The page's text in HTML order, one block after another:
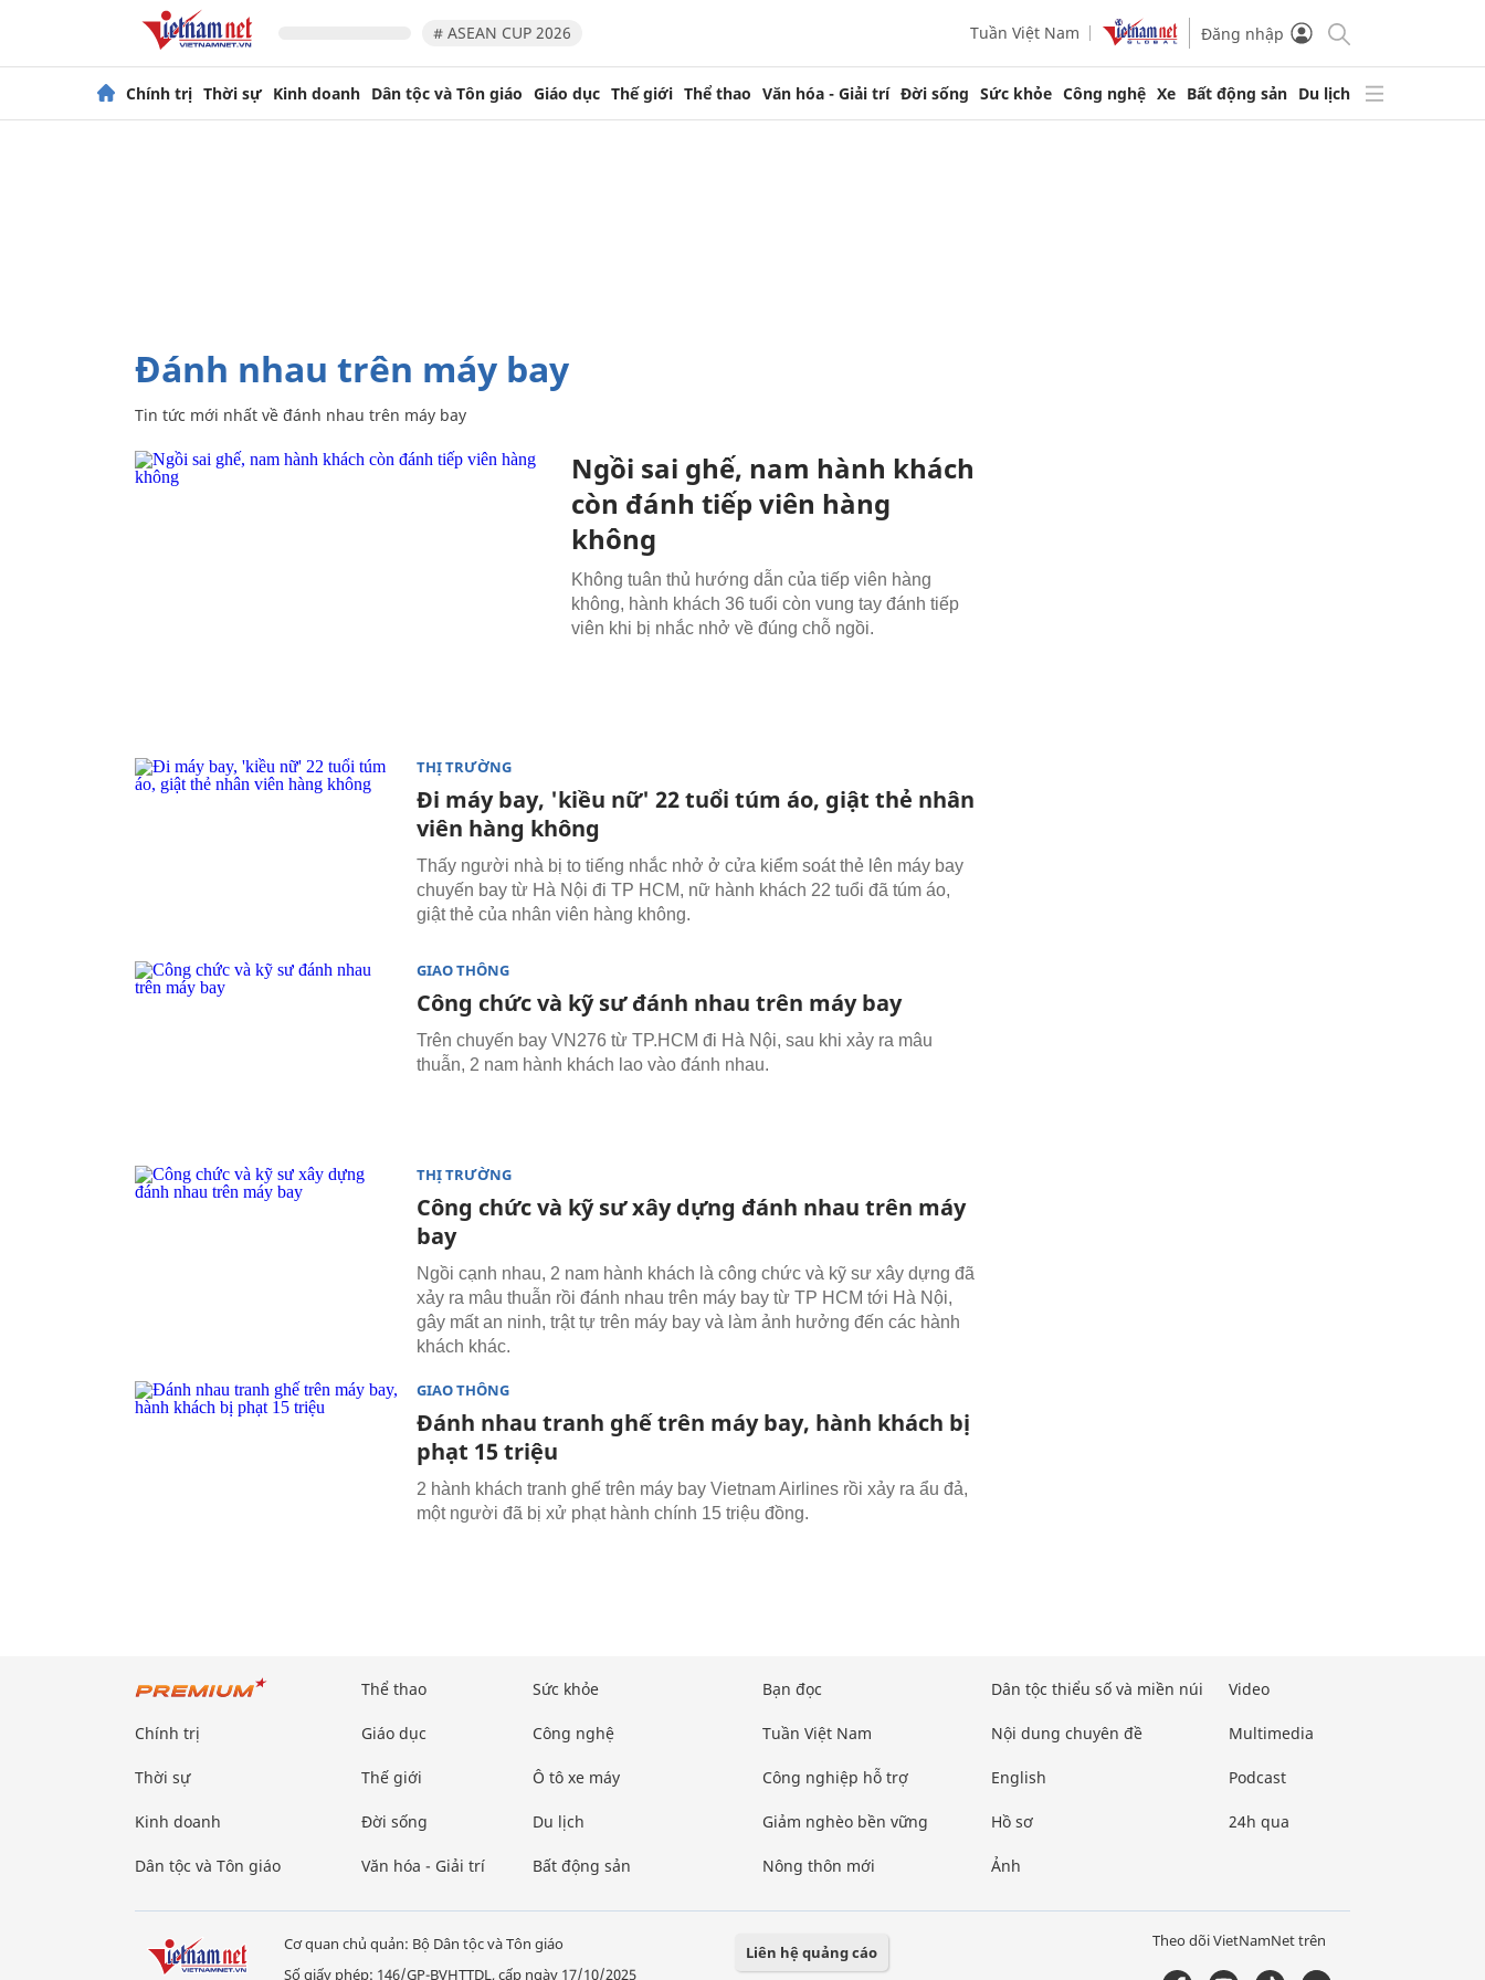
# ASEAN CUP 2026 Tuần Việt Nam Đăng nhập
Chính trị Thời sự Kinh doanh Dân tộc và Tôn giáo Giáo dục Thế giới Thể thao Văn hóa - Giải trí Đời sống Sức khỏe Công nghệ Xe Bất động sản Du lịch
đánh nhau trên máy bay
Tin tức mới nhất về đánh nhau trên máy bay
Ngồi sai ghế, nam hành khách
còn đánh tiếp viên hàng
không
Không tuân thủ hướng dẫn của tiếp viên hàng
không, hành khách 36 tuổi còn vung tay đánh tiếp
viên khi bị nhắc nhở về đúng chỗ ngồi.
THỊ TRƯỜNG
Đi máy bay, 'kiều nữ' 22 tuổi túm áo, giật thẻ nhân
viên hàng không
Thấy người nhà bị to tiếng nhắc nhở ở cửa kiểm soát thẻ lên máy bay
chuyến bay từ Hà Nội đi TP HCM, nữ hành khách 22 tuổi đã túm áo,
giật thẻ của nhân viên hàng không.
GIAO THÔNG
Công chức và kỹ sư đánh nhau trên máy bay
Trên chuyến bay VN276 từ TP.HCM đi Hà Nội, sau khi xảy ra mâu
thuẫn, 2 nam hành khách lao vào đánh nhau.
THỊ TRƯỜNG
Công chức và kỹ sư xây dựng đánh nhau trên máy
bay
Ngồi cạnh nhau, 2 nam hành khách là công chức và kỹ sư xây dựng đã
xảy ra mâu thuẫn rồi đánh nhau trên máy bay từ TP HCM tới Hà Nội,
gây mất an ninh, trật tự trên máy bay và làm ảnh hưởng đến các hành
khách khác.
GIAO THÔNG
Đánh nhau tranh ghế trên máy bay, hành khách bị
phạt 15 triệu
2 hành khách tranh ghế trên máy bay Vietnam Airlines rồi xảy ra ẩu đả,
một người đã bị xử phạt hành chính 15 triệu đồng.
Chính trị
Thời sự
Kinh doanh
Dân tộc và Tôn giáo
Thể thao
Giáo dục
Thế giới
Đời sống
Văn hóa - Giải trí
Sức khỏe
Công nghệ
Ô tô xe máy
Du lịch
Bất động sản
Bạn đọc
Tuần Việt Nam
Công nghiệp hỗ trợ
Giảm nghèo bền vững
Nông thôn mới
Dân tộc thiểu số và miền núi
Nội dung chuyên đề
English
Hồ sơ
Ảnh
Video
Multimedia
Podcast
24h qua
Cơ quan chủ quản: Bộ Dân tộc và Tôn giáo
Số giấy phép: 146/GP-BVHTTDL, cấp ngày 17/10/2025
Liên hệ quảng cáo
Theo dõi VietNamNet trên